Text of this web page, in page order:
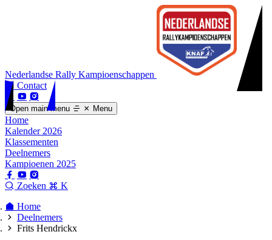
Nederlandse Rally Kampioenschappen
Contact
Open main menu Menu
Home
Kalender 2026
Klassementen
Deelnemers
Kampioenen 2025
Zoeken
K
Home
Deelnemers
Frits Hendrickx